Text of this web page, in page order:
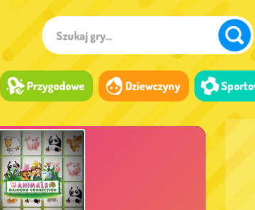
Przygodowe Dziewczyny